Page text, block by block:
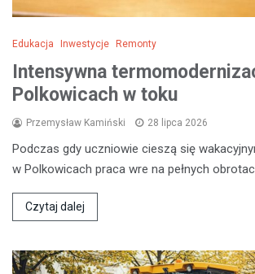
Edukacja Inwestycje Remonty
Intensywna
Polkowicach w toku
Przemysław Kamiński 28 lipca 2026
Podczas gdy uczniowie cieszą się
w Polkowicach praca wre na pełnych
Czytaj dalej